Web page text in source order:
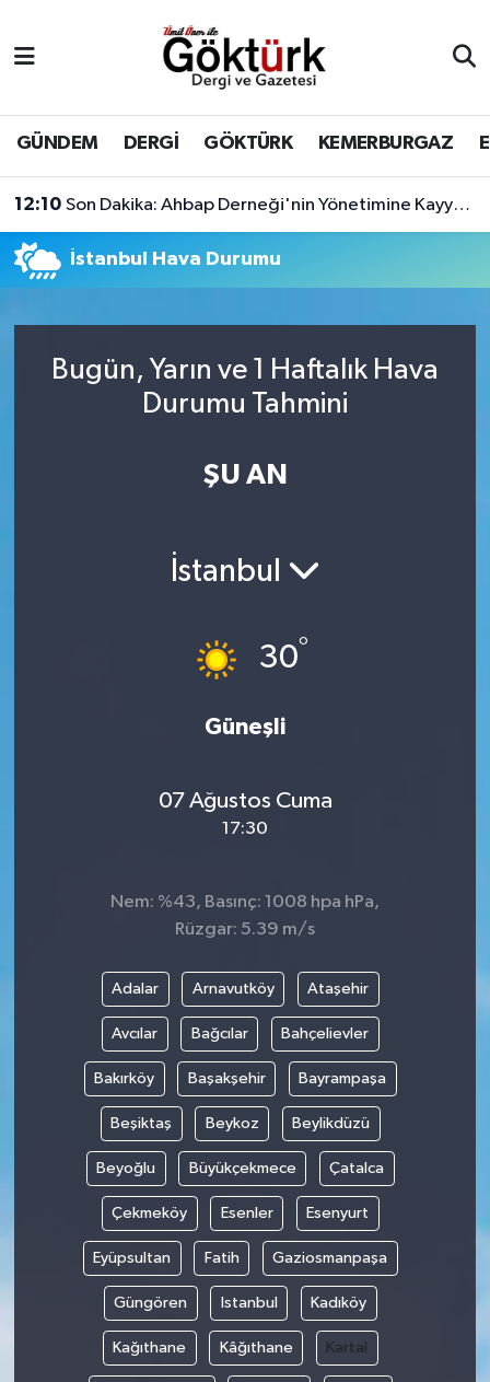
GÜNDEM DERGİ GÖKTÜRK KEMERBURGAZ
12:10 Son Dakika: Ahbap Derneği'nin Yönetimine Kayyum Atandı
İstanbul Hava Durumu
Bugün, Yarın ve 1 Haftalık Hava
Durumu Tahmini
ŞU AN
İstanbul
30°
Güneşli
07 Ağustos Cuma
17:30
Nem: %43, Basınç: 1008 hpa hPa,
Rüzgar: 5.39 m/s
Adalar Arnavutköy Ataşehir
Avcılar Bağcılar Bahçelievler
Bakırköy Başakşehir Bayrampaşa
Beşiktaş Beykoz Beylikdüzü
Beyoğlu Büyükçekmece Çatalca
Çekmeköy Esenler Esenyurt
Eyüpsultan Fatih Gaziosmanpaşa
Güngören Istanbul Kadıköy
Kağıthane Kâğıthane Kartal
BİLİM
DERGİ
DÜNYA
EKONOMİ
GÖKTÜRK
KÜLTÜR - SANAT
YAŞAM
Eyüpsultan Hava Durumu
Eyüpsultan Trafik Yoğunluk Haritası
Süper Lig Puan Durumu ve Fikstür
Tüm Manşetler
Haber Arşivi